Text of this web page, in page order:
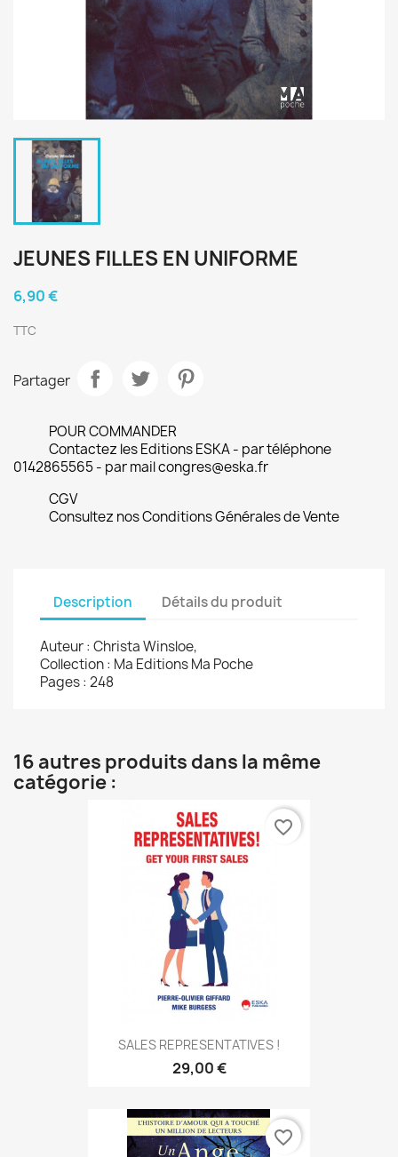
JEUNES FILLES EN UNIFORME
6,90 €
TTC
Partager
POUR COMMANDER
Contactez les Editions ESKA - par téléphone
0142865565 - par mail congres@eska.fr
CGV
Consultez nos Conditions Générales de Vente
Description Détails du produit
Auteur : Christa Winsloe,
Collection : Ma Editions Ma Poche
Pages : 248
16 autres produits dans la même
catégorie :
SALES REPRESENTATIVES !
29,00 €
favorite_border
favorite_border